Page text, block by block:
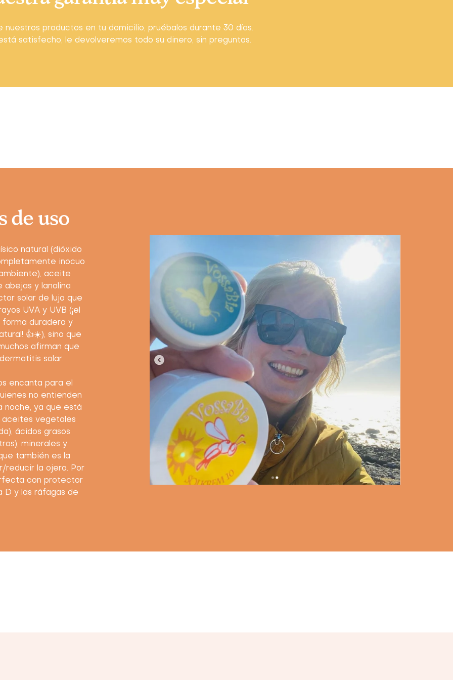
nuestros productos en tu domicilio, pruébalos durante 30 días.
satisfecho, le devolveremos todo su dinero, sin preguntas.
de uso
natural (dióxido
inocuo
aceite
y lanolina
solar de lujo que
UVA y UVB (¡el
duradera y
👍☀️), sino que
afirman que
solar.
encanta para el
no entienden
noche, ya que está
aceites vegetales
ácidos grasos
minerales y
también es la
reducir la ojera. Por
con protector
D y las ráfagas de